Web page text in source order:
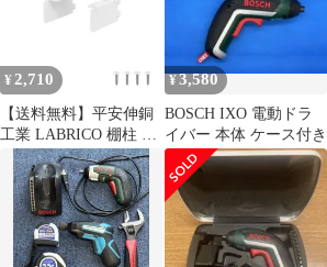
¥ 2,710
【送料無料】平安伸銅
工業 LABRICO 棚柱 棚
受け 棚受け金具 2枚入
1x4棚受 (棚板1枚用) シ
ェルフレール対応 最大
使用荷重10kg アイアン
100 取付ねじ付き
¥3,580
BOSCH IXO 電動ドラ
イバー 本体 ケース付き